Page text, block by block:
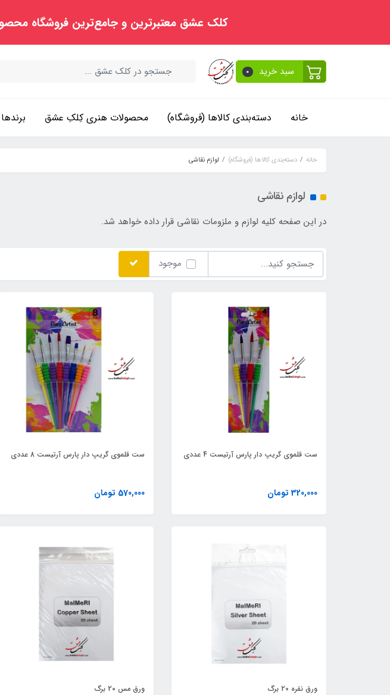
کلک عشق معتبرترین و جامع‌ترین فروشگاه
سبد خرید 0
خانه دسته‌بندی کالاها (فروشگاه) محصولات هنری کِلکِ عشق برندها
خانه دسته‌بندی کالاها (فروشگاه) لوازم نقاشی
لوازم نقاشی
در این صفحه کلیه لوازم و ملزومات نقاشی قرار داده خواهد شد.
موجود
ست قلموی گریپ دار پارس آرتیست 4 عددی
320,000 تومان
ست قلموی گریپ دار پارس آرتیست 8 عددی
570,000 تومان
ورق نقره 20 برگ ورق مس 20 برگ